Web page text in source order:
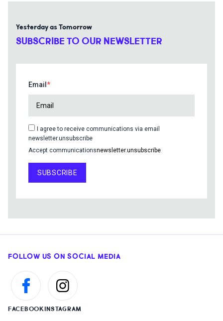
Yesterday as Tomorrow
SUBSCRIBE TO OUR NEWSLETTER
Email
I agree to receive communications via email
newsletter.unsubscribe
Accept communicationsnewsletter.unsubscribe
SUBSCRIBE
FOLLOW US ON SOCIAL MEDIA
FACEBOOKINSTAGRAM